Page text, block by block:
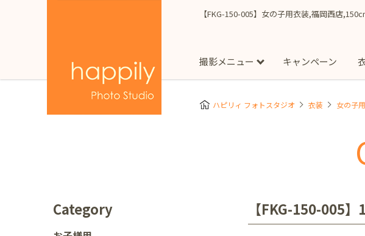
【FKG-150-005】女の子用衣装,福岡西店
撮影メニュー
スタジオ撮影
成人式フォト
お宮参り 入園・入学／卒園
キャンペーン
Clothes
七五三着物(男の子)
フォーマル衣
マタニティ用ドレス
Store
More ハピリィ フォトスタジオ 衣装 女の子
【FKG-150-005
Category